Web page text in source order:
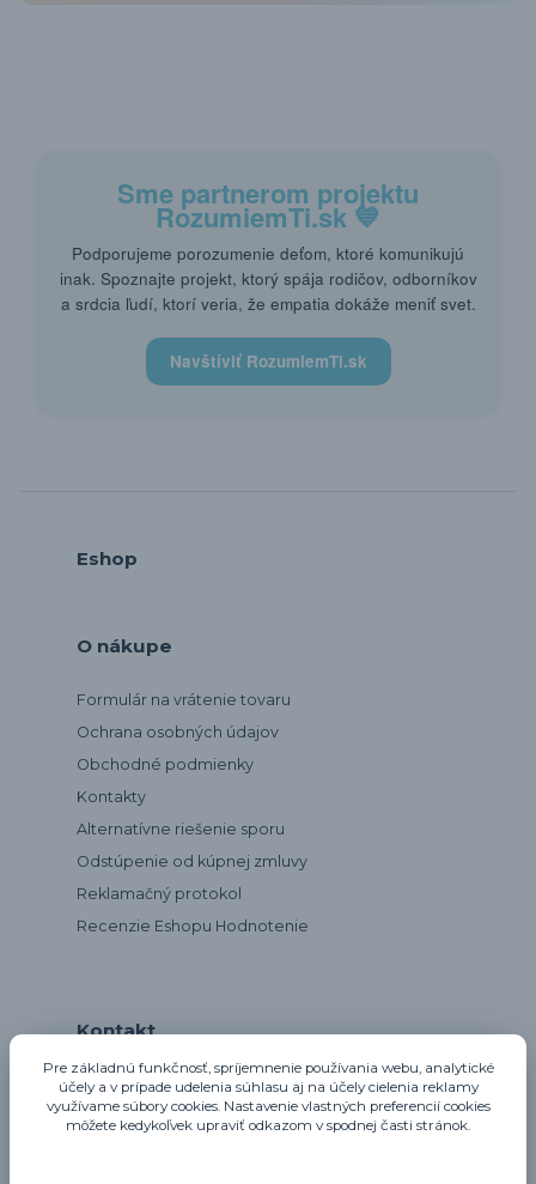
Sme partnerom projektu
RozumiemTi.sk 💙
Podporujeme porozumenie deťom, ktoré komunikujú
inak. Spoznajte projekt, ktorý spája rodičov, odborníkov
a srdcia ľudí, ktorí veria, že empatia dokáže meniť svet.
Navštíviť RozumiemTi.sk
Eshop
O nákupe
Formulár na vrátenie tovaru
Ochrana osobných údajov
Obchodné podmienky
Kontakty
Alternatívne riešenie sporu
Odstúpenie od kúpnej zmluvy
Reklamačný protokol
Recenzie Eshopu Hodnotenie
Kontakt
notta@notta.sk
Pre základnú funkčnosť, spríjemnenie používania webu, analytické
účely a v prípade udelenia súhlasu aj na účely cielenia reklamy
využívame súbory cookies. Nastavenie vlastných preferencií cookies
môžete kedykoľvek upraviť odkazom v spodnej časti stránok.